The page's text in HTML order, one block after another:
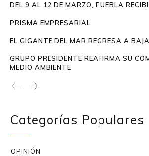
DEL 9 AL 12 DE MARZO, PUEBLA
PRISMA EMPRESARIAL
EL GIGANTE DEL MAR REGRESA A
GRUPO PRESIDENTE REAFIRMA SU
MEDIO AMBIENTE
Categorías Populares
OPINIÓN